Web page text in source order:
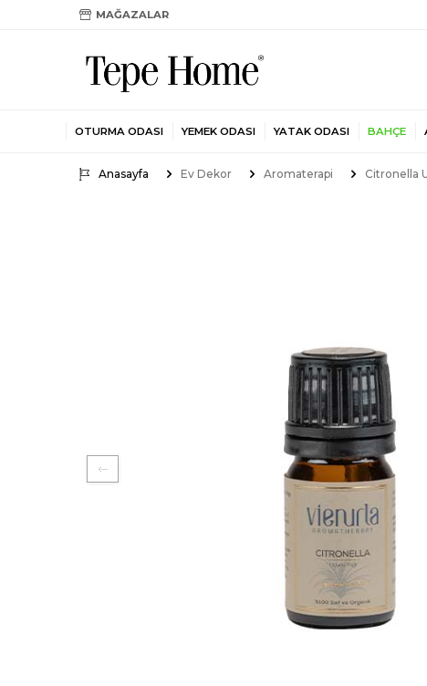
MAĞAZALAR
OTURMA ODASI YEMEK ODASI YATAK ODASI BAHÇE
Anasayfa Ev Dekor Aromaterapi Citronella